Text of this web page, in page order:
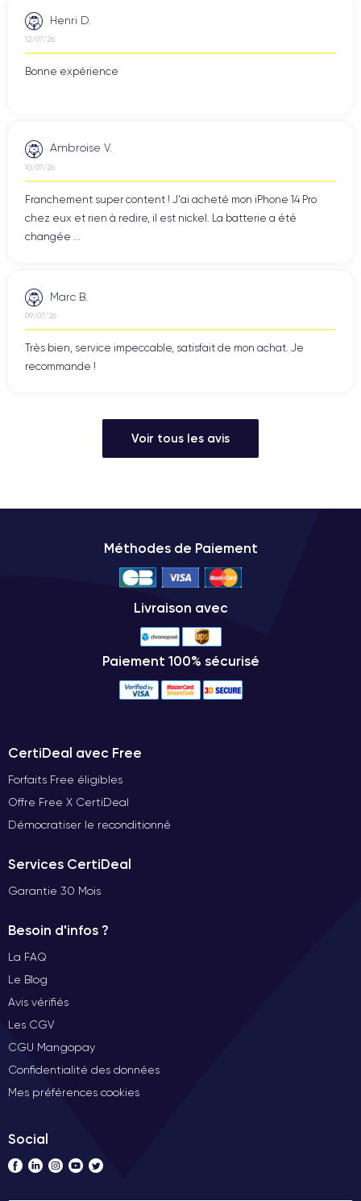
Henri D.
12/07/26
Bonne expérience
Ambroise V.
10/07/26
Franchement super content ! J'ai acheté mon iPhone 14 Pro
chez eux et rien à redire, il est nickel. La batterie a été
changée ...
Marc B.
09/07/26
Très bien, service impeccable, satisfait de mon achat. Je
recommande !
Voir tous les avis
Méthodes de Paiement
Livraison avec
Paiement 100% sécurisé
CertiDeal avec Free
Forfaits Free éligibles
Offre Free X CertiDeal
Démocratiser le reconditionné
Services CertiDeal
Garantie 30 Mois
Besoin d'infos ?
La FAQ
Le Blog
Avis vérifiés
Les CGV
CGU Mangopay
Confidentialité des données
Mes préférences cookies
Social